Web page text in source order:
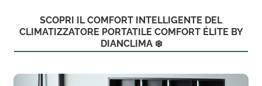
SCOPRI IL COMFORT INTELLIGENTE DEL
CLIMATIZZATORE PORTATILE COMFORT ÉLITE BY
DIANCLIMA ❄️